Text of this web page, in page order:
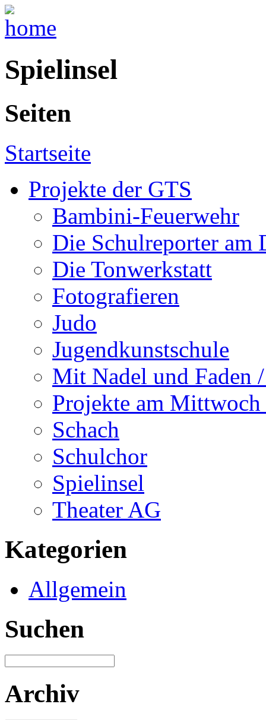
Spielinsel
Seiten
Startseite
Projekte der GTS
Bambini-Feuerwehr
Die Schulreporter am
Die Tonwerkstatt
Fotografieren
Judo
Jugendkunstschule
Mit Nadel und Faden
Projekte am
Schach
Schulchor
Spielinsel
Theater AG
Kategorien
Allgemein
Suchen
Archiv